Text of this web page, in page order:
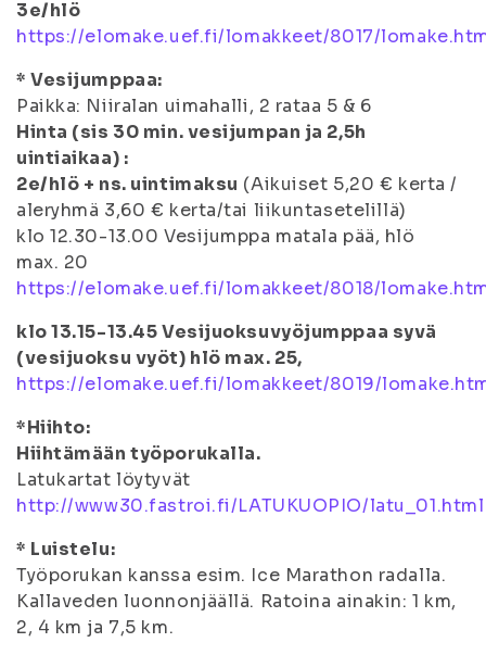
3e/hlö
https://elomake.uef.fi/lomakkeet/8017/
* Vesijumppaa:
Paikka: Niiralan uimahalli, 2 rataa 5 & 6
Hinta (sis 30 min. vesijumpan ja 2,5h
uintiaikaa) :
2e/hlö + ns. uintimaksu (Aikuiset 5,20 € kerta /
aleryhmä 3,60 € kerta/tai liikuntasetelillä)
klo 12.30-13.00 Vesijumppa matala pää, hlö
max. 20
https://elomake.uef.fi/lomakkeet/8018/
klo 13.15-13.45 Vesijuoksuvyöjumppaa syvä
(vesijuoksu vyöt) hlö max. 25,
https://elomake.uef.fi/lomakkeet/8019/
*Hiihto:
Hiihtämään työporukalla.
Latukartat löytyvät
http://www30.fastroi.fi/LATUKUOPIO/latu_01.html
* Luistelu:
Työporukan kanssa esim. Ice Marathon radalla.
Kallaveden luonnonjäällä. Ratoina ainakin: 1 km,
2, 4 km ja 7,5 km.